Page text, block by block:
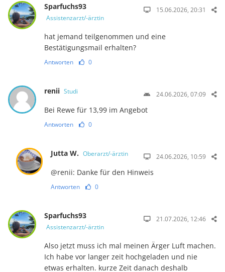
Sparfuchs93
Assistenzarzt/-ärztin
15.06.2026, 20:31
hat jemand teilgenommen und eine
Bestätigungsmail erhalten?
Antworten 0
renii Studi 24.06.2026, 07:09
Bei Rewe für 13,99 im Angebot
Antworten 0
Jutta W. Oberarzt/-ärztin 24.06.2026, 10:59
@renii: Danke für den Hinweis
Antworten 0
Sparfuchs93
Assistenzarzt/-ärztin
21.07.2026, 12:46
Also jetzt muss ich mal meinen Ärger Luft machen.
Ich habe vor langer zeit hochgeladen und nie
etwas erhalten. kurze Zeit danach deshalb